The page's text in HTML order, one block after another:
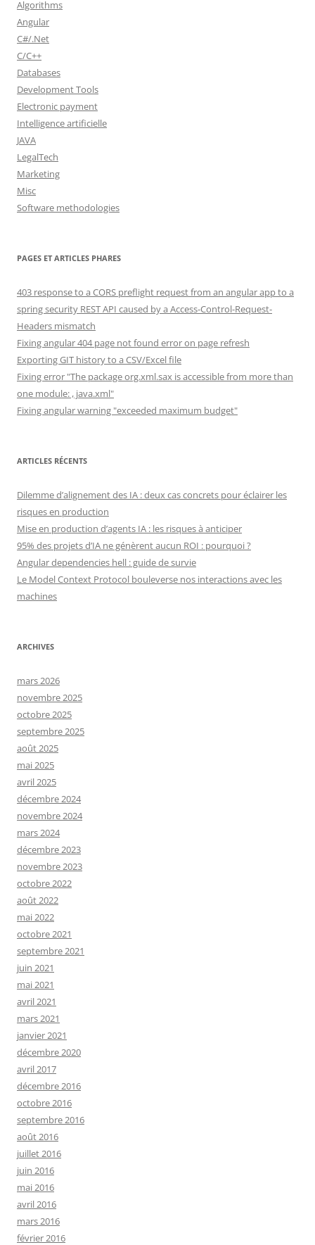
Algorithms
Angular
C#/.Net
C/C++
Databases
Development Tools
Electronic payment
Intelligence artificielle
JAVA
LegalTech
Marketing
Misc
Software methodologies
PAGES ET ARTICLES PHARES
403 response to a CORS preflight request from an angular app to a
spring security REST API caused by a Access-Control-Request-
Headers mismatch
Fixing angular 404 page not found error on page refresh
Exporting GIT history to a CSV/Excel file
Fixing error "The package org.xml.sax is accessible from more than
one module: , java.xml"
Fixing angular warning "exceeded maximum budget"
ARTICLES RÉCENTS
Dilemme d’alignement des IA : deux cas concrets pour éclairer les
risques en production
Mise en production d’agents IA : les risques à anticiper
95% des projets d’IA ne génèrent aucun ROI : pourquoi ?
Angular dependencies hell : guide de survie
Le Model Context Protocol bouleverse nos interactions avec les
machines
ARCHIVES
mars 2026
novembre 2025
octobre 2025
septembre 2025
août 2025
mai 2025
avril 2025
décembre 2024
novembre 2024
mars 2024
décembre 2023
novembre 2023
octobre 2022
août 2022
mai 2022
octobre 2021
septembre 2021
juin 2021
mai 2021
avril 2021
mars 2021
janvier 2021
décembre 2020
avril 2017
décembre 2016
octobre 2016
septembre 2016
août 2016
juillet 2016
juin 2016
mai 2016
avril 2016
mars 2016
février 2016